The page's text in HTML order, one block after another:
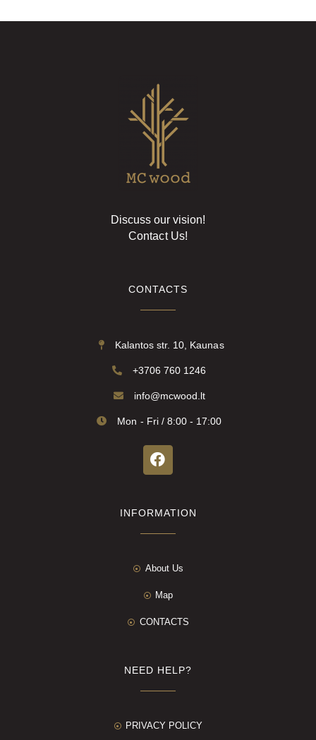
Discuss our vision!
Contact Us!
CONTACTS
Kalantos str. 10, Kaunas
+3706 760 1246
info@mcwood.lt
Mon - Fri / 8:00 - 17:00
INFORMATION
About Us
Map
CONTACTS
NEED HELP?
PRIVACY POLICY